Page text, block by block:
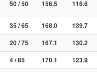
50 / 50 156.5 116.6
35 / 65 168.0
139.7
20 / 75 167.1
130.2
4 / 85 170.1
123.9